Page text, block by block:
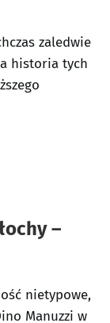
zaledwie
historia tych
–
nietypowe,
Manuzzi w